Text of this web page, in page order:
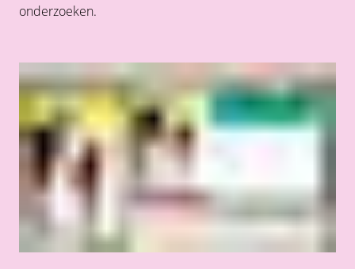
onderzoeken.